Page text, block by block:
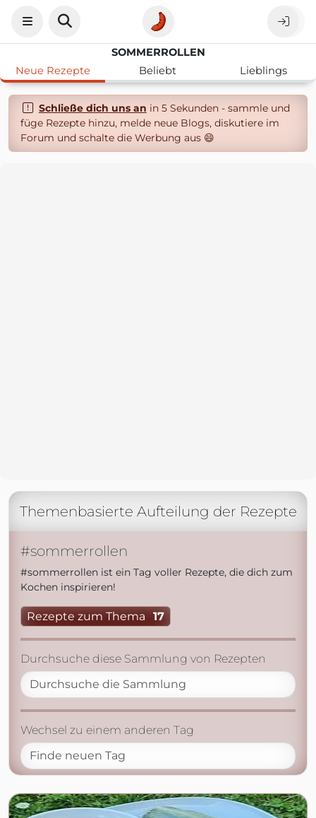
SOMMERROLLEN
Neue Rezepte
Beliebt Lieblings
Schließe dich uns an in 5 Sekunden - sammle und
füge Rezepte hinzu, melde neue Blogs, diskutiere im
Forum und schalte die Werbung aus 😄
Themenbasierte Aufteilung der Rezepte
#sommerrollen
#sommerrollen ist ein Tag voller Rezepte, die dich zum
Kochen inspirieren!
Rezepte zum Thema 17
Durchsuche diese Sammlung von Rezepten
Wechsel zu einem anderen Tag